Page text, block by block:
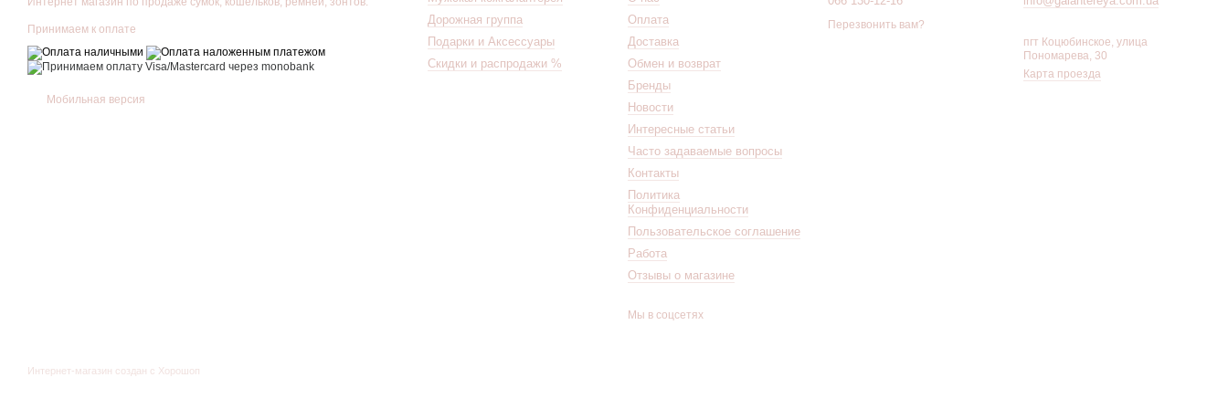
Принимаем к оплате
Мобильная версия
Интернет-магазин создан с Хорошоп
Дорожная группа
Подарки и Аксессуары
Скидки и распродажи %
Оплата
Доставка
Обмен и возврат
Бренды
Новости
Интересные статьи
Часто задаваемые вопросы
Контакты
Политика
Конфиденциальности
Пользовательское соглашение
Работа
Отзывы о магазине
Мы в соцсетях
Перезвонить вам?
пгт Коцюбинское, улица
Пономарева, 30
Карта проезда